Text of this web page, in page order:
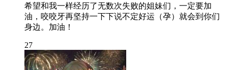
希望和我一样经历了无数次失败的姐妹们，一定要加
油，咬咬牙再坚持一下下说不定好运（孕）就会到你们
身边。加油！
27